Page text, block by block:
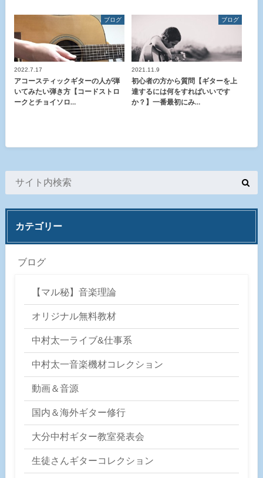
ブログ
2022.7.17
アコースティックギターの人が弾
いてみたい弾き方【コードストロ
ークとチョイソロ…
ブログ
2021.11.9
初心者の方から質問【ギターを上
達するには何をすればいいです
か？】一番最初にみ…
カテゴリー
ブログ
【マル秘】音楽理論
オリジナル無料教材
中村太一ライブ&仕事系
中村太一音楽機材コレクション
動画＆音源
国内＆海外ギター修行
大分中村ギター教室発表会
生徒さんギターコレクション